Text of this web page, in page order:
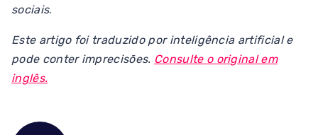
sociais.
Este artigo foi traduzido por inteligência artificial e
pode conter imprecisões. Consulte o original em
inglês.